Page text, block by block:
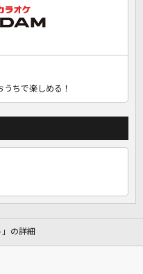
ちで楽しめる！
の詳細